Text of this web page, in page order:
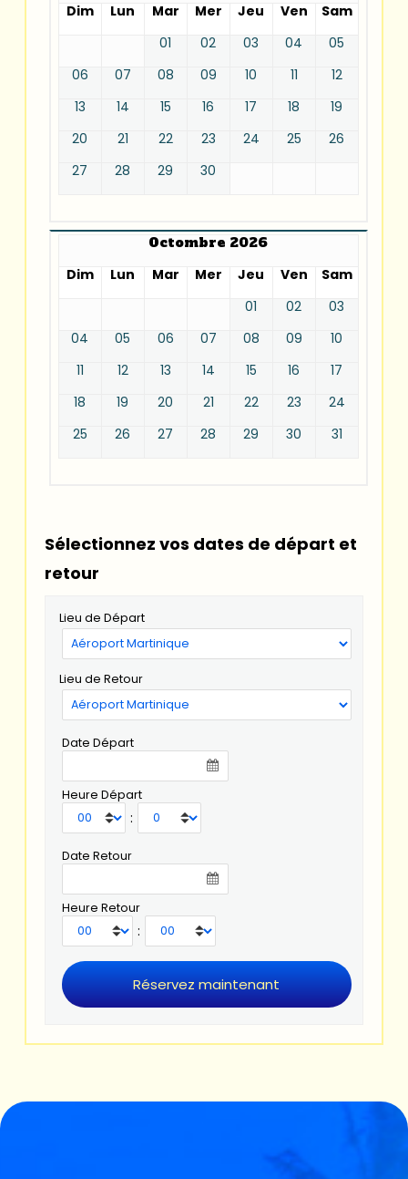
Dim
Lun Mar Mer Jeu Ven
Sam
01
02 03 04
05
06
07 08 09 10 11
12
13
14 15 16 17 18
19
20
21 22 23 24 25
26
27
28 29 30
Octombre 2026
Dim
Lun Mar Mer Jeu Ven
Sam
01
02
03
04
05 06 07 08 09
10
11
12 13 14 15 16
17
18
19 20 21 22 23
24
25
26 27 28 29 30 31
Sélectionnez vos dates de départ et
retour
Lieu de Départ
Lieu de Retour
Date Départ
Heure Départ
:
Date Retour
Heure Retour
: